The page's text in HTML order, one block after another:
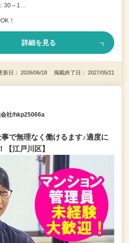
30～1…
！
詳細を見る
新日： 2026/06/18 掲載終了日： 2027/05/21
社/hkp25066a
で無理なく働けるます♪適度に
江戸川区】